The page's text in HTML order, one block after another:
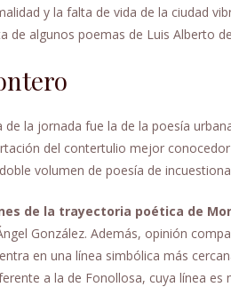
y la falta de vida de la ciudad
de algunos poemas de Luis Alberto
la jornada fue la de la poesía
del contertulio mejor
volumen de poesía de
de la trayectoria poética de
González. Además, opinión
en una línea simbólica más
a la de Fonollosa, cuya línea